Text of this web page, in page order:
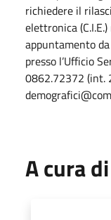
richiedere il
elettronica
appuntamento
presso l’Ufficio
0862.72372 (int.
A cura di